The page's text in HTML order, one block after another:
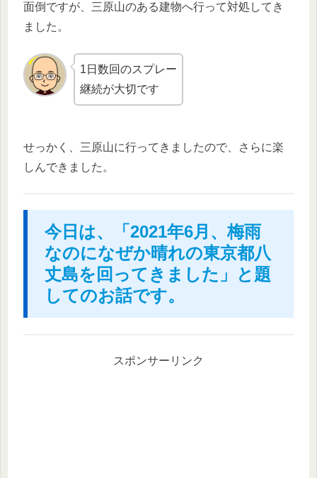
面倒ですが、三原山のある建物へ行って対処してき
ました。
1日数回のスプレー
継続が大切です
せっかく、三原山に行ってきましたので、さらに楽
しんできました。
今日は、「2021年6月、梅雨
なのになぜか晴れの東京都八
丈島を回ってきました」と題
してのお話です。
スポンサーリンク